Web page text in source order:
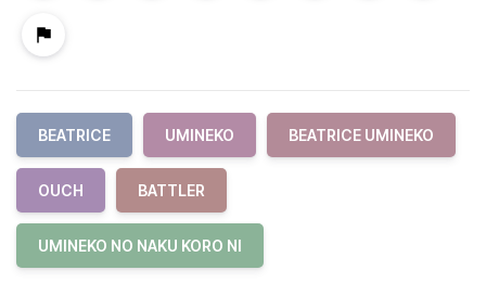
BEATRICE UMINEKO BEATRICE UMINEKO
OUCH BATTLER
UMINEKO NO NAKU KORO NI